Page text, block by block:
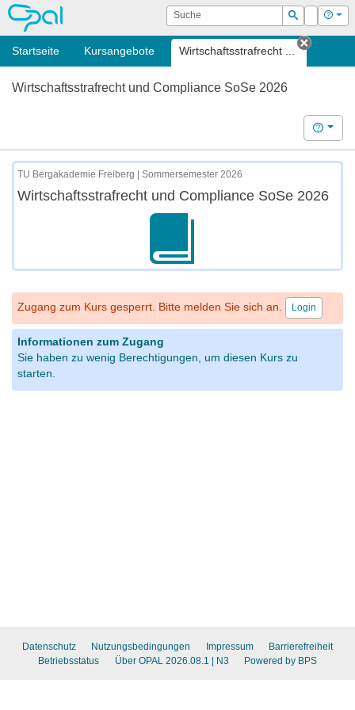
OPAL Suche
Suchen
Login Hilfe
Startseite Kursangebote Wirtschaftsstrafrecht ...
Tab
Wirtschaftsstrafrecht und Compliance SoSe 2026
Hilfe
TU Bergakademie Freiberg | Sommersemester 2026
Wirtschaftsstrafrecht und Compliance SoSe 2026
Zugang zum Kurs gesperrt. Bitte melden Sie sich an. Login
Informationen zum Zugang
Sie haben zu wenig Berechtigungen, um diesen Kurs zu
starten.
Datenschutz Nutzungsbedingungen Impressum
Barrierefreiheit
Betriebsstatus
Über OPAL 2026.08.1 | N3 Powered by BPS